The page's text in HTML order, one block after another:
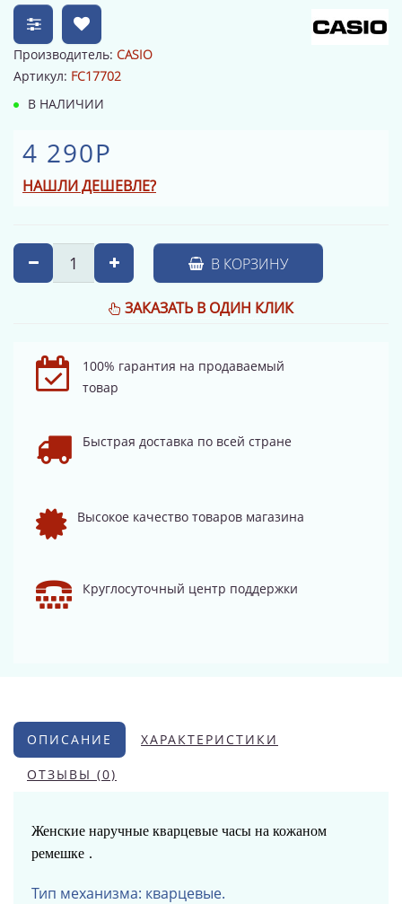
Производитель: CASIO
Артикул: FC17702
В НАЛИЧИИ
4 290Р
НАШЛИ ДЕШЕВЛЕ?
В КОРЗИНУ
ЗАКАЗАТЬ В ОДИН КЛИК
100% гарантия на продаваемый
товар
Быстрая доставка по всей стране
Высокое качество товаров магазина
Круглосуточный центр поддержки
ОПИСАНИЕ ХАРАКТЕРИСТИКИ
ОТЗЫВЫ (0)
Женские наручные кварцевые часы на кожаном
ремешке .
Тип механизма: кварцевые.